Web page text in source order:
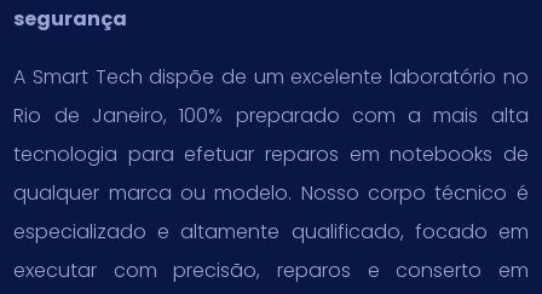
segurança
A Smart Tech dispõe de um excelente laboratório no
Rio de Janeiro, 100% preparado com a mais alta
tecnologia para efetuar reparos em notebooks de
qualquer marca ou modelo. Nosso corpo técnico é
especializado e altamente qualificado, focado em
executar com precisão, reparos e conserto em